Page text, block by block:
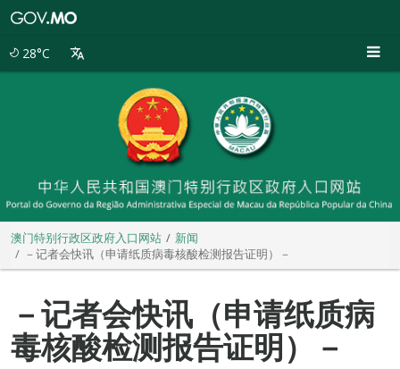
28°C
澳门特别行政区政府入口网站
新闻
－记者会快讯（申请纸质病毒核酸检测报告证明）－
－记者会快讯（申请纸质病
毒核酸检测报告证明）－